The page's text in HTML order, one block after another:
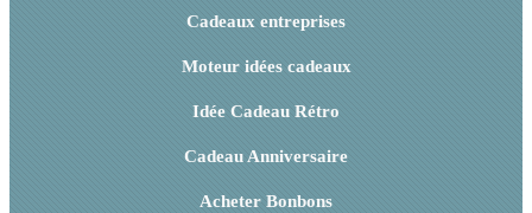
Cadeaux entreprises
Moteur idées cadeaux
Idée Cadeau Rétro
Cadeau Anniversaire
Acheter Bonbons